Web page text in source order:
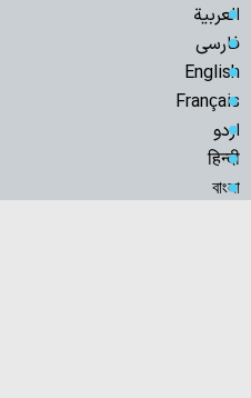
العربية
فارسی
English
Français
اردو
हिन्दी
বাংলা